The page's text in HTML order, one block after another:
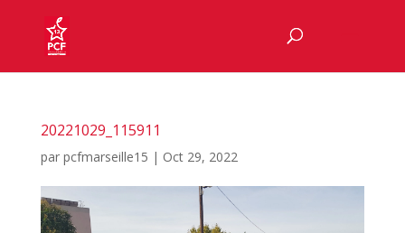
20221029_115911
par pcfmarseille15 | Oct 29, 2022